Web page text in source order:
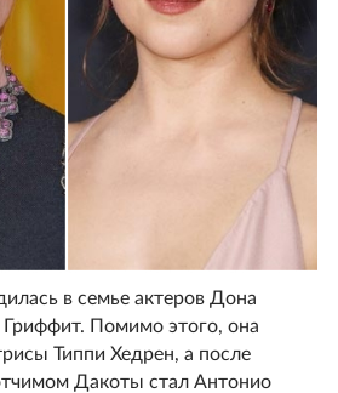
в семье актеров Дона
Помимо этого, она
Типпи Хедрен, а после
Дакоты стал Антонио